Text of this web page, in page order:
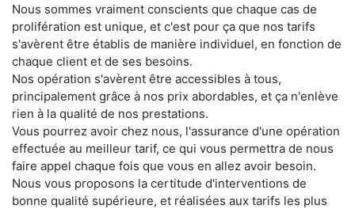
Nous sommes vraiment conscients que chaque cas de
prolifération est unique, et c'est pour ça que nos tarifs
s'avèrent être établis de manière individuel, en fonction de
chaque client et de ses besoins.
Nos opération s'avèrent être accessibles à tous,
principalement grâce à nos prix abordables, et ça n'enlève
rien à la qualité de nos prestations.
Vous pourrez avoir chez nous, l'assurance d'une opération
effectuée au meilleur tarif, ce qui vous permettra de nous
faire appel chaque fois que vous en allez avoir besoin.
Nous vous proposons la certitude d'interventions de
bonne qualité supérieure, et réalisées aux tarifs les plus